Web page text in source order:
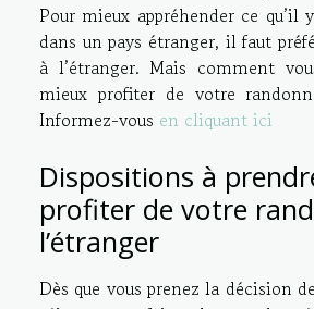
Pour mieux appréhender ce qu’il
dans un pays étranger, il faut
à l’étranger. Mais comment
mieux profiter de votre
Informez-vous en cliquant ici
Dispositions à
profiter de votre
l’étranger
Dès que vous prenez la décision